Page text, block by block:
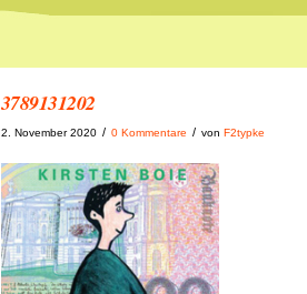
3789131202
2. November 2020 / 0 Kommentare / von F2typke